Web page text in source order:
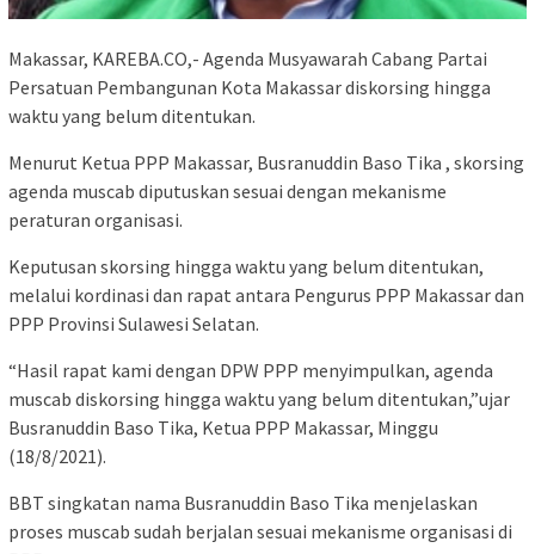
Makassar, KAREBA.CO,- Agenda Musyawarah Cabang Partai
Persatuan Pembangunan Kota Makassar diskorsing hingga
waktu yang belum ditentukan.
Menurut Ketua PPP Makassar, Busranuddin Baso Tika , skorsing
agenda muscab diputuskan sesuai dengan mekanisme
peraturan organisasi.
Keputusan skorsing hingga waktu yang belum ditentukan,
melalui kordinasi dan rapat antara Pengurus PPP Makassar dan
PPP Provinsi Sulawesi Selatan.
“Hasil rapat kami dengan DPW PPP menyimpulkan, agenda
muscab diskorsing hingga waktu yang belum ditentukan,”ujar
Busranuddin Baso Tika, Ketua PPP Makassar, Minggu
(18/8/2021).
BBT singkatan nama Busranuddin Baso Tika menjelaskan
proses muscab sudah berjalan sesuai mekanisme organisasi di